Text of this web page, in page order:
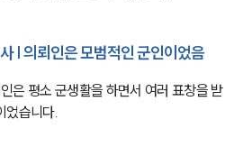
| 의뢰인은 모범적인 군인이었음
은 평소 군생활을 하면서 여러 표창을 받
었습니다.